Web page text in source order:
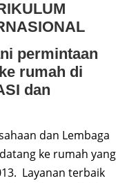
permintaan
rumah di
dan
dan Lembaga
ke rumah yang
Layanan terbaik